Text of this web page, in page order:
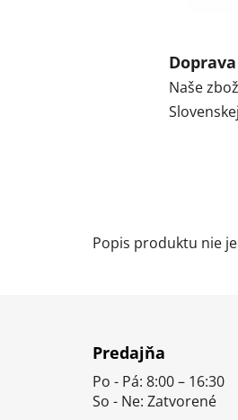
Naše
Popis produktu nie
Predajňa
Po - Pá: 8:00 – 16:30
So - Ne: Zatvorené